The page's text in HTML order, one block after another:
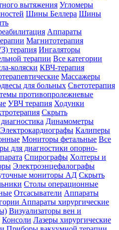
вытяжения Угломеры
Шины Беллера Шины
Аппараты
Магнитотерапия
терапия Ингаляторы
терапии Все категории
коляски КВЧ-терапия
Массажеры
для больных Светотерапия
противопролежневые
УВЧ терапия Ходунки
Скрыть
Динамометры
Электрокардиографы Калиперы
Мониторы фетальные Все
для диагностики опорно-
Спирографы Холтеры и
Электроэнцефалографы
мониторы АД Скрыть
Столы операционные
Отсасыватели Аппараты
Аппараты хирургические
Визуализаторы вен и
Консоли Лазеры хирургические